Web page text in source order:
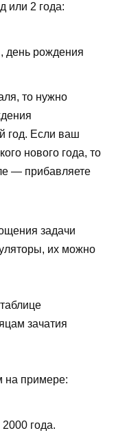
или 2 года:
день рождения
то нужно
год. Если ваш
нового года, то
— прибавляете
задачи
их можно
зачатия
на примере:
года.